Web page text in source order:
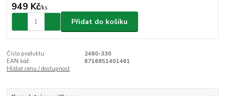
949 Kč/ks
Přidat do košíku
Číslo produktu:
2460-330
EAN kód:
8716851401461
Hlídat cenu / dostupnost